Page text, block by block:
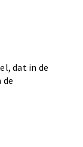
dat in de
de